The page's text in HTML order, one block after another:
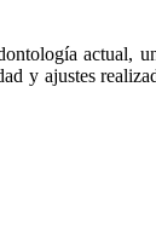
actual,
y ajustes